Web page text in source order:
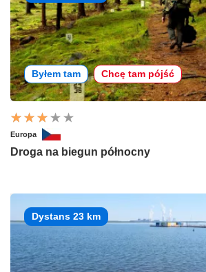
Byłem tam Chcę tam pójść
Europa
Droga na biegun północny
Dystans 23 km